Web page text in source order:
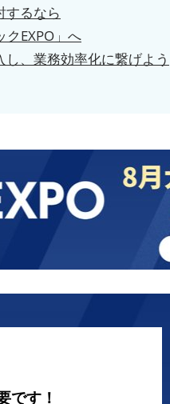
するなら
EXPO」へ
、業務効率化に繋げよう
です！